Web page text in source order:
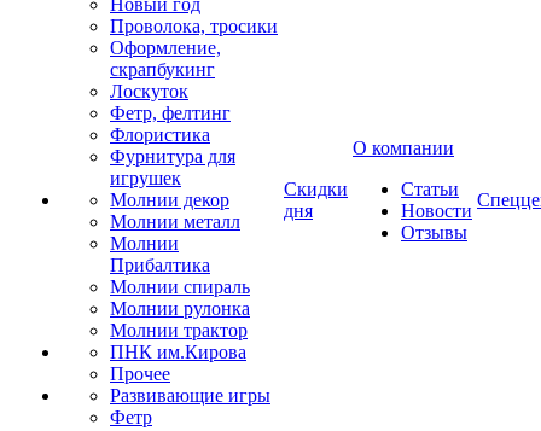
Новый год
Проволока, тросики
Оформление,
скрапбукинг
Лоскуток
Фетр, фелтинг
Флористика
Фурнитура для
игрушек
Молнии декор
Молнии металл
Молнии
Прибалтика
Молнии спираль
Молнии рулонка
Молнии трактор
ПНК им.Кирова
Прочее
Развивающие игры
Фетр
Скидки
дня
О компании
Статьи
Новости
Отзывы